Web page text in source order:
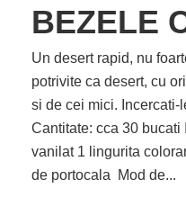
BEZELE
Un desert rapid, nu
potrivite ca desert, cu
si de cei mici.
Cantitate: cca 30
vanilat 1 lingurita
de portocala Mod de...